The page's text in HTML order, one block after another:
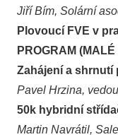
Jiří Bím, Solární
Plovoucí FVE v
PROGRAM
Zahájení a
Pavel Hrzina,
50k hybridní
Martin Navrátil,